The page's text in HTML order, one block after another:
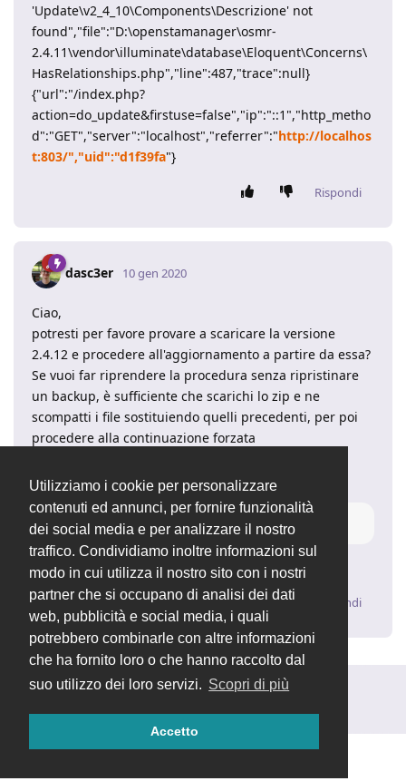
Utilizziamo i cookie per personalizzare
contenuti ed annunci, per fornire funzionalità
dei social media e per analizzare il nostro
traffico. Condividiamo inoltre informazioni sul
modo in cui utilizza il nostro sito con i nostri
partner che si occupano di analisi dei dati
web, pubblicità e social media, i quali
potrebbero combinarle con altre informazioni
che ha fornito loro o che hanno raccolto dal
suo utilizzo dei loro servizi. Scopri di più
Accetto
'Update\v2_4_10\Components\Descrizione' not
found","file":"D:\openstamanager\osmr-
2.4.11\vendor\illuminate\database\Eloquent\Concerns\
HasRelationships.php","line":487,"trace":null}
{"url":"/index.php?
action=do_update&firstuse=false","ip":"::1","http_metho
d":"GET","server":"localhost","referrer":"http://localhos
t:803/","uid":"d1f39fa"}
Rispondi
dasc3er 10 gen 2020
Ciao,
potresti per favore provare a scaricare la versione
2.4.12 e procedere all'aggiornamento a partire da essa?
Se vuoi far riprendere la procedura senza ripristinare
un backup, è sufficiente che scarichi lo zip e ne
scompatti i file sostituiendo quelli precedenti, per poi
procedere alla continuazione forzata
l'aggiunta di
?force
.
Rispondi
Rispondi alla discussione...